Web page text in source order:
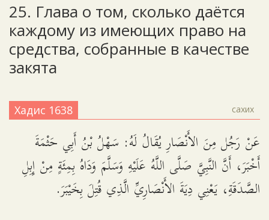
25. Глава о том, сколько даётся
каждому из имеющих право на
средства, собранные в качестве
закята
Хадис 1638 сахих
عَنْ رَجُل مِنَ الأَنْصَارِ يُقَالُ لَهُ: سَهْلُ بْنُ أَبِي حَثْمَةَ
أَخْبَرَ، أَنَّ النَّبِيَّ صَلَّى اللَّهُ عَلَيْهِ وَسَلَّمَ وَدَاهُ بِمِئَةٍ مِنْ إِبِلِ
الصَّدَقَةِ، يَعْنِي دِيَةَ الأَنْصَارِيِّ الَّذِي قُتِلَ بِخَيْبَرَ.